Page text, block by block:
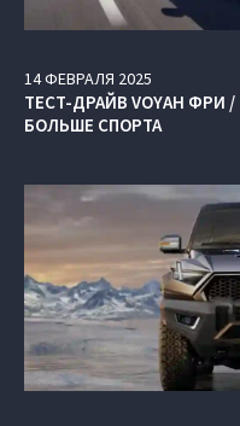
14ФЕВРАЛЯ 2025
ТЕСТ-ДРАЙВ VOYAH ФРИ
БОЛЬШЕ СПОРТА